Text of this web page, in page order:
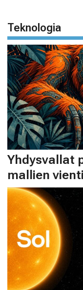
Teknologia
Yhdysvallat
mallien